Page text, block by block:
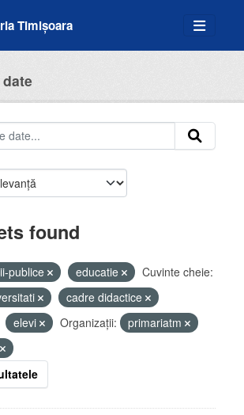
Timișoara
found
publice educatie
Cuvinte cheie:
cadre didactice
elevi Organizații:
primariatm